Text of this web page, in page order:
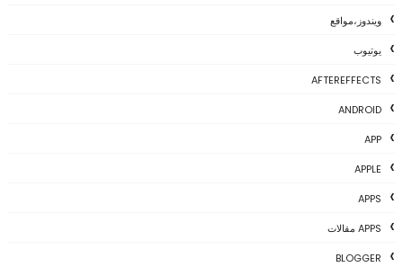
ويندوز،مواقع
يوتيوب
AFTEREFFECTS
ANDROID
APP
APPLE
APPS
APPS مقالات
BLOGGER